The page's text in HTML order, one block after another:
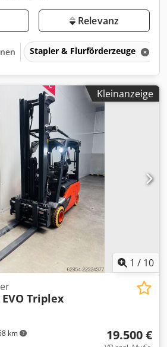
Relevanz
Stapler & Flurförderzeuge
Kleinanzeige
1 / 10
km
EVO Triplex
19.500 €